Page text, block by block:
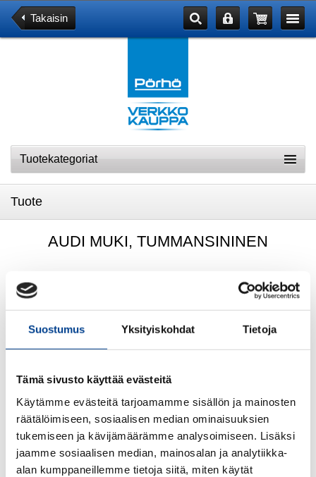
Suostumus Yksityiskohdat Tietoja
Tämä sivusto käyttää evästeitä
Käytämme evästeitä tarjoamamme sisällön ja mainosten
räätälöimiseen, sosiaalisen median ominaisuuksien
tukemiseen ja kävijämäärämme analysoimiseen. Lisäksi
jaamme sosiaalisen median, mainosalan ja analytiikka-
alan kumppaneillemme tietoja siitä, miten käytät
Takaisin
Tuotekategoriat
Tuote
AUDI MUKI, TUMMANSININEN